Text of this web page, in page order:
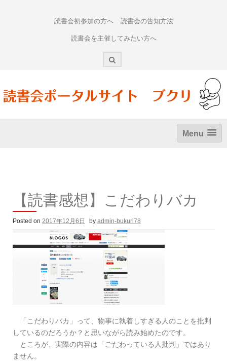
読書会初参加の方へ 読書会の告知方法
読書会を主催してみたい方へ
Menu
【読書感想】こだわりバカ
Posted on 2017年12月6日 by admin-bukuri78
「こだわりバカ」って、物事に執着しすぎる人のことを批判
しているのだろうか？と思いながら読み始めたのです。
ところが、実際の内容は「ごだわっている人批判」ではあり
ません。